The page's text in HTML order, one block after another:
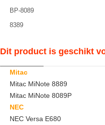
BP-8089
8389
Dit product is geschikt
Mitac
Mitac MiNote 8889
Mitac MiNote 8089P
NEC
NEC Versa E680